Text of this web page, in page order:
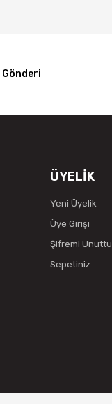
Gönderi
ÜYELİK
Yeni Üyelik
Üye Girişi
Şifremi
Sepetiniz